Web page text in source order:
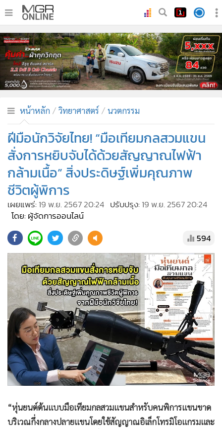
• หน้าหลัก
• ทันเหตุการณ์
• ภาคใต้
• ภูมิภาค
• บันเทิง
ผู้จัดการรายวัน
• คอลัมนิสต์
• ละคร
• CbizReview
• Cyber BIZ
• ผู้จัดกวน
Good health & Well-being
• Green Innovation & SD
• Management & HR
• MGR Live
• Infographic
• การเมือง
• ท่องเที่ยว
•
กีฬา
ต่างประเทศ
• Special Scoop
• เศรษฐกิจ-ธุรกิจ
• ชุมชน-คุณภาพชีวิต
• อาชญากรรม
หน้าหลัก วิทยาศาสตร์ นวตกรรม
ฝีมือนักวิจัยไทย! “มือเทียมกลสวมแขน
สั่งการหยิบจับได้ด้วยสัญญาณไฟฟ้า
กล้ามเนื้อ” สิ่งประดิษฐ์เพิ่มคุณภาพ
ชีวิตผู้พิการ
เผยแพร่: 19 พ.ย. 2567 20:24 ปรับปรุง: 19 พ.ย. 2567 20:24
โดย: ผู้จัดการออนไลน์
594
“หุ่นยนต์ต้นแบบมือเทียมกลสวมแขนสำหรับคนพิการแขนขาด
บริเวณกึ่งกลางปลายแขนโดยใช้สัญญาณอิเล็กโทรมิโอแกรมและ